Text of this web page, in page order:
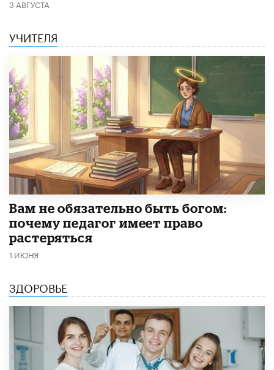
3 АВГУСТА
УЧИТЕЛЯ
​Вам не обязательно быть богом:
почему педагог имеет право
растеряться
1 ИЮНЯ
ЗДОРОВЬЕ